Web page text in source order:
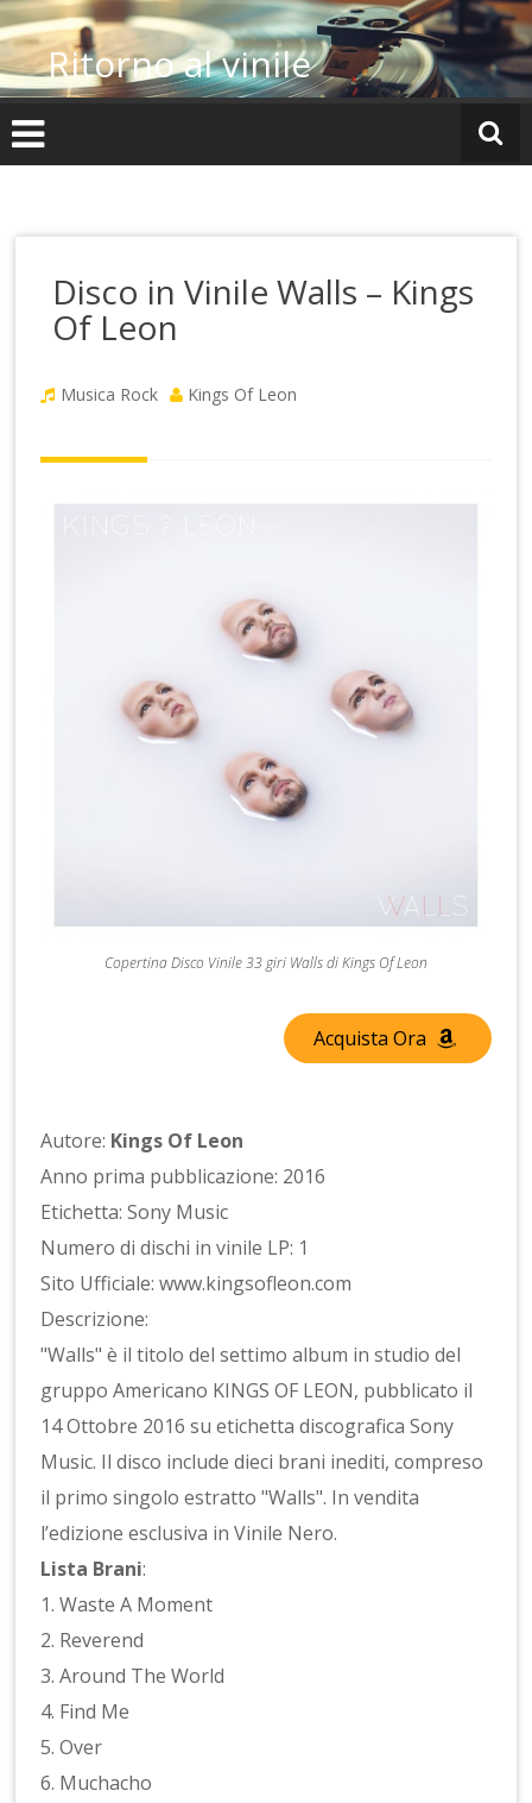
Vai
al
contenutoRitorno al vinile
Disco in Vinile Walls – Kings
Of Leon
Musica Rock Kings Of Leon
Copertina Disco Vinile 33 giri Walls di Kings Of Leon
Acquista Ora
Autore: Kings Of Leon
Anno prima pubblicazione: 2016
Etichetta: Sony Music
Numero di dischi in vinile LP: 1
Sito Ufficiale: www.kingsofleon.com
Descrizione:
"Walls" è il titolo del settimo album in studio del
gruppo Americano KINGS OF LEON, pubblicato il
14 Ottobre 2016 su etichetta discografica Sony
Music. Il disco include dieci brani inediti, compreso
il primo singolo estratto "Walls". In vendita
l’edizione esclusiva in Vinile Nero.
Lista Brani:
1. Waste A Moment
2. Reverend
3. Around The World
4. Find Me
5. Over
6. Muchacho